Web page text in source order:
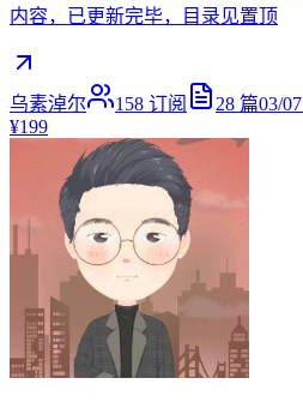
内容，已更新完毕，目录见置顶
乌素淖尔 158 订阅 28 篇03/07
¥199